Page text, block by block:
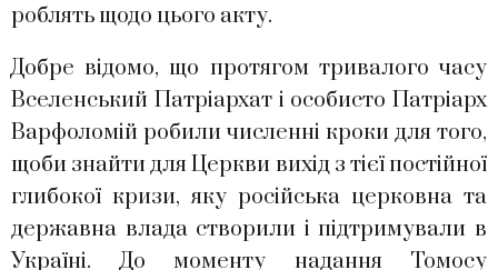
роблять щодо цього акту.
Добре відомо, що протягом тривалого часу
Вселенський Патріархат і особисто Патріарх
Варфоломій робили численні кроки для того,
щоби знайти для Церкви вихід з тієї постійної
глибокої кризи, яку російська церковна та
державна влада створили і підтримували в
Україні. До моменту надання Томосу